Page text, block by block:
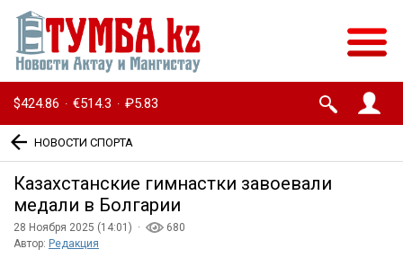
$424.86 · €514.3 · ₽5.83
НОВОСТИ СПОРТА
Казахстанские гимнастки завоевали
медали в Болгарии
28 Ноября 2025 (14:01) ·
680
Автор: Редакция